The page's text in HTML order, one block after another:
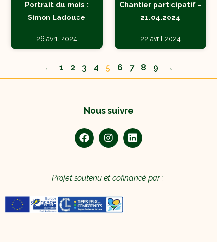
Portrait du mois :
Simon Ladouce
26 avril 2024
Chantier participatif –
21.04.2024
22 avril 2024
← 1 2 3 4 5 6 7 8 9 →
Nous suivre
Projet soutenu et cofinancé par :